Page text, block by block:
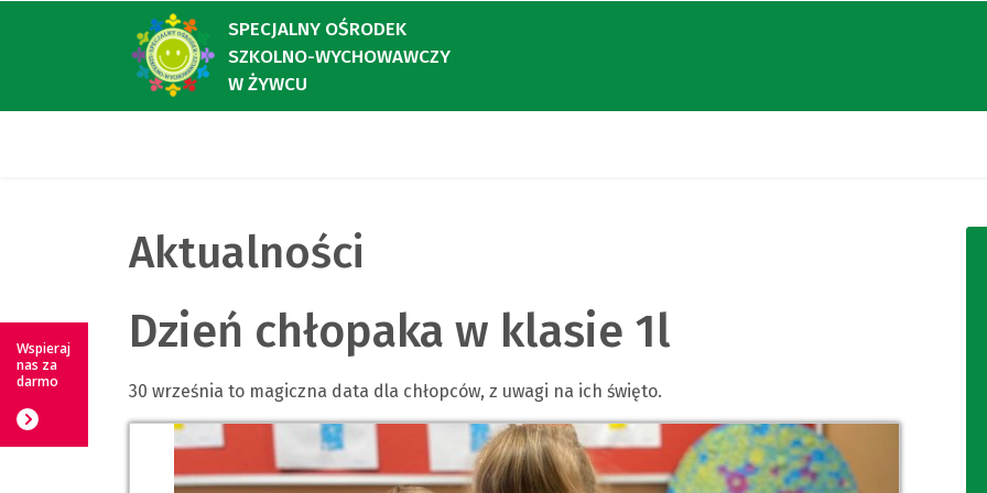
SPECJALNY OŚRODEK
SZKOLNO-WYCHOWAWCZY
W ŻYWCU
Aktualności
Dzień chłopaka w klasie 1l
30 września to magiczna data dla chłopców, z uwagi na ich święto.
Wspieraj
nas za
darmo